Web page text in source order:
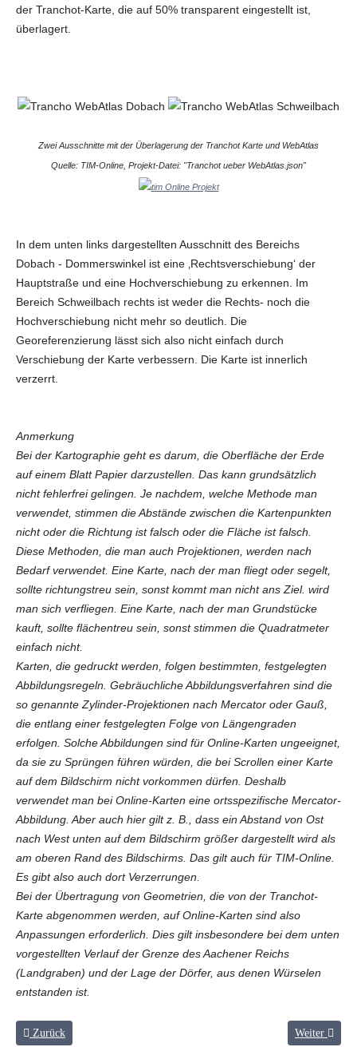
der Tranchot-Karte, die auf 50% transparent eingestellt ist,
überlagert.
Zwei Ausschnitte mit der Überlagerung der Tranchot Karte und WebAtlas
Quelle: TIM-Online, Projekt-Datei: "Tranchot ueber WebAtlas.json"
In dem unten links dargestellten Ausschnitt des Bereichs
Dobach - Dommerswinkel ist eine ‚Rechtsverschiebung‘ der
Hauptstraße und eine Hochverschiebung zu erkennen. Im
Bereich Schweilbach rechts ist weder die Rechts- noch die
Hochverschiebung nicht mehr so deutlich. Die
Georeferenzierung lässt sich also nicht einfach durch
Verschiebung der Karte verbessern. Die Karte ist innerlich
verzerrt.
Anmerkung
Bei der Kartographie geht es darum, die Oberfläche der Erde
auf einem Blatt Papier darzustellen. Das kann grundsätzlich
nicht fehlerfrei gelingen. Je nachdem, welche Methode man
verwendet, stimmen die Abstände zwischen die Kartenpunkten
nicht oder die Richtung ist falsch oder die Fläche ist falsch.
Diese Methoden, die man auch Projektionen, werden nach
Bedarf verwendet. Eine Karte, nach der man fliegt oder segelt,
sollte richtungstreu sein, sonst kommt man nicht ans Ziel. wird
man sich verfliegen. Eine Karte, nach der man Grundstücke
kauft, sollte flächentreu sein, sonst stimmen die Quadratmeter
einfach nicht.
Karten, die gedruckt werden, folgen bestimmten, festgelegten
Abbildungsregeln. Gebräuchliche Abbildungsverfahren sind die
so genannte Zylinder-Projektionen nach Mercator oder Gauß,
die entlang einer festgelegten Folge von Längengraden
erfolgen. Solche Abbildungen sind für Online-Karten ungeeignet,
da sie zu Sprüngen führen würden, die bei Scrollen einer Karte
auf dem Bildschirm nicht vorkommen dürfen. Deshalb
verwendet man bei Online-Karten eine ortsspezifische Mercator-
Abbildung. Aber auch hier gilt z. B., dass ein Abstand von Ost
nach West unten auf dem Bildschirm größer dargestellt wird als
am oberen Rand des Bildschirms. Das gilt auch für TIM-Online.
Es gibt also auch dort Verzerrungen.
Bei der Übertragung von Geometrien, die von der Tranchot-
Karte abgenommen werden, auf Online-Karten sind also
Anpassungen erforderlich. Dies gilt insbesondere bei dem unten
vorgestellten Verlauf der Grenze des Aachener Reichs
(Landgraben) und der Lage der Dörfer, aus denen Würselen
entstanden ist.
Vorheriger Beitrag: Einführung
Zurück Nächster
Weiter